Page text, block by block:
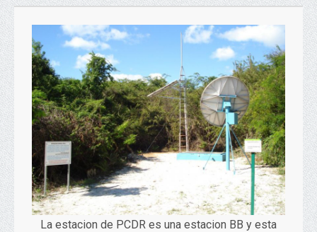
La estacion de PCDR es una estacion BB y esta